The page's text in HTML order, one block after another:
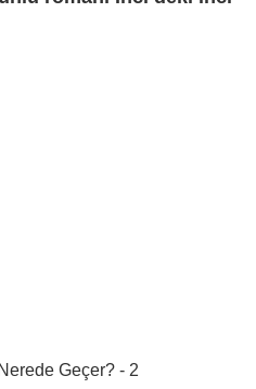
Geçer? - 2